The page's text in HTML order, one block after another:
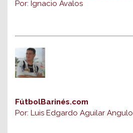
Por: Ignacio Ávalos
FútbolBarinés.com
Por: Luis Edgardo Aguilar Angulo